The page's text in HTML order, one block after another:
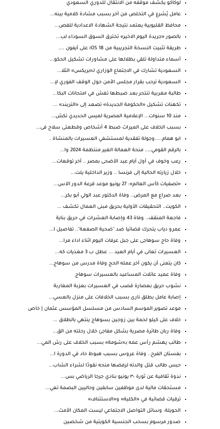
لوكاكو يكشف موقفه من الانتقال للدوري السعودي
عامل يُشرع في التخلص من آخر بسبب مشادة كلامية بينه...
محافظ القليوبية يعتمد نتيجة الشهادة الاعدادية للفص...
بالصور «جريدة اليوم الاخير» تخترق السوق السوداء لب...
طريقة تثبيت النسخة التجريبية من iOS 18 على أيفون ....
أسماء متداولة تلقي بظلالها على مشاورات تشكيل الحكو...
السعودية تشارك في الاجتماع الوزاري لـ«بريكس» الثلا...
السعودية ترحب بقرار مجلس الأمن حول الوقف الفوري لإ...
طالبة مغربية تنتحر بعد ضبطها تغش في امتحانات البكا...
تكهنات تشكيل «الحكومة الجديدة» تصعد إلى «التريند» ...
منذ 10 سنوات... الإعلامية المصرية لميس الحديدي تكش...
بسبب الخلاف على الميراث ضبط 4 أشخاص وقطعتى سلاح فى...
ابو همام.....وجولة تفقدية لمستشفي العسيرات بالمنشاة .
بالرقم القومي….. منحة العمالة الغير منتظمة 2024 وا...
رعب وخوف في أول أيام عيد الأضحى بمصر .. آخر توقعات...
خلال زيارته الحالية إلى فرنسا .. وزير الداخلية يلت...
«تصفيات كأس العالم»: 27 يونيو موعد قرعة الدور الآس...
بعد صراع مع المرض.. وفاة الدكتور عبد الولي أبو بكر...
الكويت.. التحقيقات الأولية بحريق مبنى العمال تكشف ...
فاجعة المنقف.. وفاة 43 وإصابة العشرات في حريق بناية
عمرو دياب يتحرك قضائيا ضد "ضحية الصفعة".. تفاصيل ا...
وفاة حاج سوهاجى على جبل عرفات اليوم اثناء اداء مرا...
العسيرات تعانى في أيام العيد ... عطل ب 3 مغذيات كه...
كان يتمنى أن يكون آخر عمله الحج وفاة مدرس من سوهاج...
وفاة عميد عائلات المساعيد بالعسيرات سوهاج
نشوب حريق بعصارة قصب في العسيرات بعزبة المغاربة
إصابة عامل بطلق نارى بسبب الخلافات على منزل بالعسي...
موعد تصوير الموسم السادس من مسلسل المؤسس عثمان | خاص
خلاف على كيلو لحمة بين زوجين بسوهاج ينتهي بالطلاق ...
وفاة ربان طائرة مصرية بشكل مفاجئ خلال رحلته من الق...
طالب يهشم رأس عمه بـ«شومة» بسبب الخلاف على رش المي...
بفستان الفرح.. وفاة عروس بسبب هبوط حاد في الدورة ا...
حبس طالب قتل والدته لرفضها منحه نقودًا لشراء الشاب...
ندوة ثقافية عن ثورة ٣٠ يونيو بنادي جرجا الرياضي بس...
مستحقات مالية لدى موظفين سابقين وحاليين البصمة تعي...
ترقيات قضائية في «الكلية» و«الاستئناف»
الحويلة: وسائل التواصل الاجتماعي ليست المكان الأمث...
صدور مرسوم بسحب الجنسية الكويتية من شخصين